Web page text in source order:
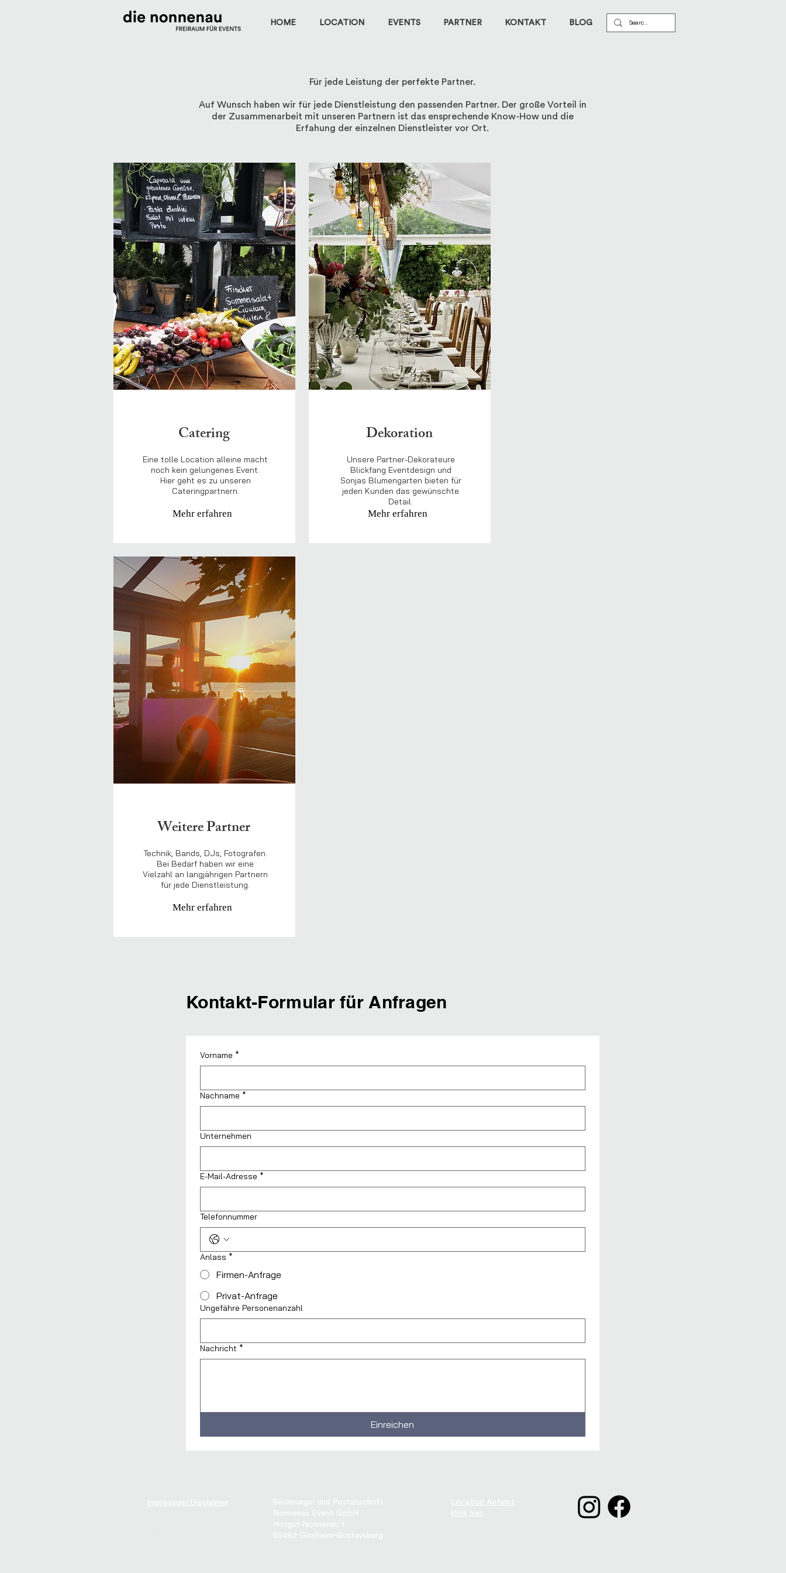
HOME LOCATION EVENTS PARTNER KONTAKT BLOG
Für jede Leistung der perfekte Partner.
Auf Wunsch haben wir für jede Dienstleistung den passenden Partner. Der große Vorteil in
der Zusammenarbeit mit unseren Partnern ist das ensprechende Know-How und die
Erfahung der einzelnen Dienstleister vor Ort.
Catering
Eine tolle Location alleine macht
noch kein gelungenes Event.
Hier geht es zu unseren
Cateringpartnern.
Mehr erfahren
Dekoration
Unsere Partner-Dekorateure
Blickfang Eventdesign und
Sonjas Blumengarten bieten für
jeden Kunden das gewünschte
Detail.
Mehr erfahren
Weitere Partner
Technik, Bands, DJs, Fotografen.
Bei Bedarf haben wir eine
Vielzahl an langjährigen Partnern
für jede Dienstleistung.
Mehr erfahren
Kontakt-Formular für Anfragen
Vorname *
Nachname *
Unternehmen
E-Mail-Adresse *
Telefonnummer
Anlass *
Firmen-Anfrage
Privat-Anfrage
Ungefähre Personenanzahl
Nachricht *
Einreichen